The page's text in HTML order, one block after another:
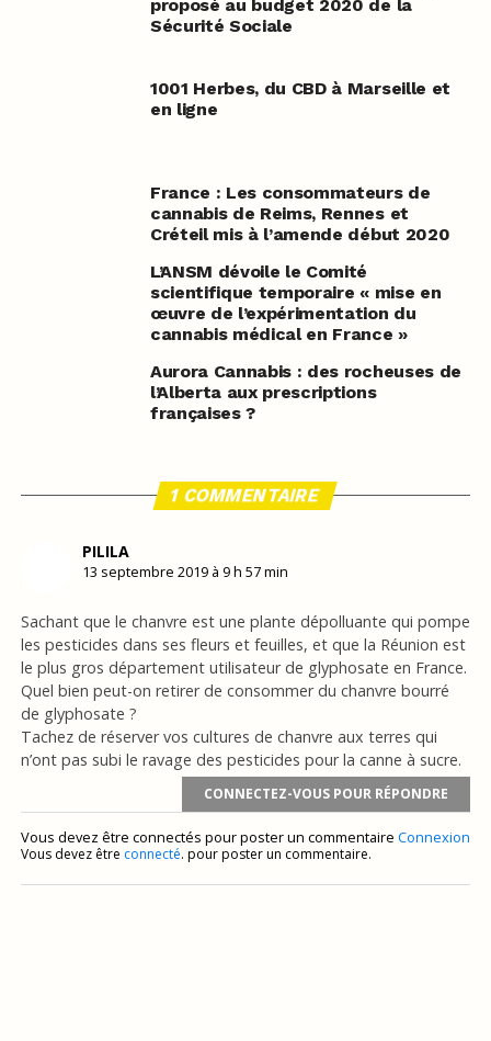
proposé au budget 2020 de la
Sécurité Sociale
1001 Herbes, du CBD à Marseille et
en ligne
France : Les consommateurs de
cannabis de Reims, Rennes et
Créteil mis à l’amende début 2020
L’ANSM dévoile le Comité
scientifique temporaire « mise en
œuvre de l’expérimentation du
cannabis médical en France »
Aurora Cannabis : des rocheuses de
l’Alberta aux prescriptions
françaises ?
1 COMMENTAIRE
PILILA
13 septembre 2019 à 9 h 57 min
Sachant que le chanvre est une plante dépolluante qui pompe
les pesticides dans ses fleurs et feuilles, et que la Réunion est
le plus gros département utilisateur de glyphosate en France.
Quel bien peut-on retirer de consommer du chanvre bourré
de glyphosate ?
Tachez de réserver vos cultures de chanvre aux terres qui
n’ont pas subi le ravage des pesticides pour la canne à sucre.
CONNECTEZ-VOUS POUR RÉPONDRE
Vous devez être connectés pour poster un commentaire Connexion
Vous devez être connecté. pour poster un commentaire.